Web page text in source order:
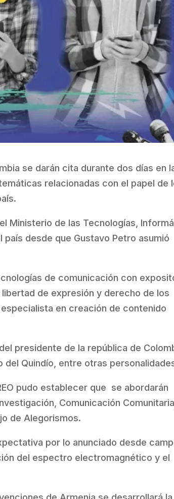
se darán cita durante dos días en
relacionadas con el papel de
Ministerio de las Tecnologías,
desde que Gustavo Petro asumió
de comunicación con
de expresión y derecho de los
en creación de contenido
presidente de la república de
Quindío, entre otras
pudo establecer que se abordarán
Comunicación
de Alegorismos.
por lo anunciado desde
del espectro electromagnético y el